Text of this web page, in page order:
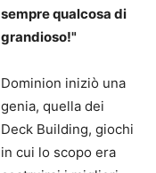
sempre qualcosa di
grandioso!"
Dominion iniziò una
genia, quella dei
Deck Building, giochi
in cui lo scopo era